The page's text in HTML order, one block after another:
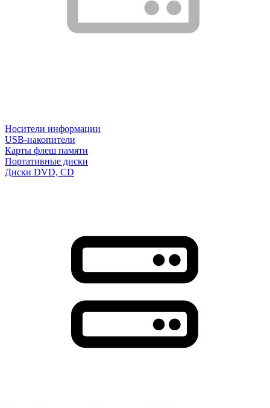
Носители информации
USB-накопители
Карты флеш памяти
Портативные диски
Диски DVD, CD